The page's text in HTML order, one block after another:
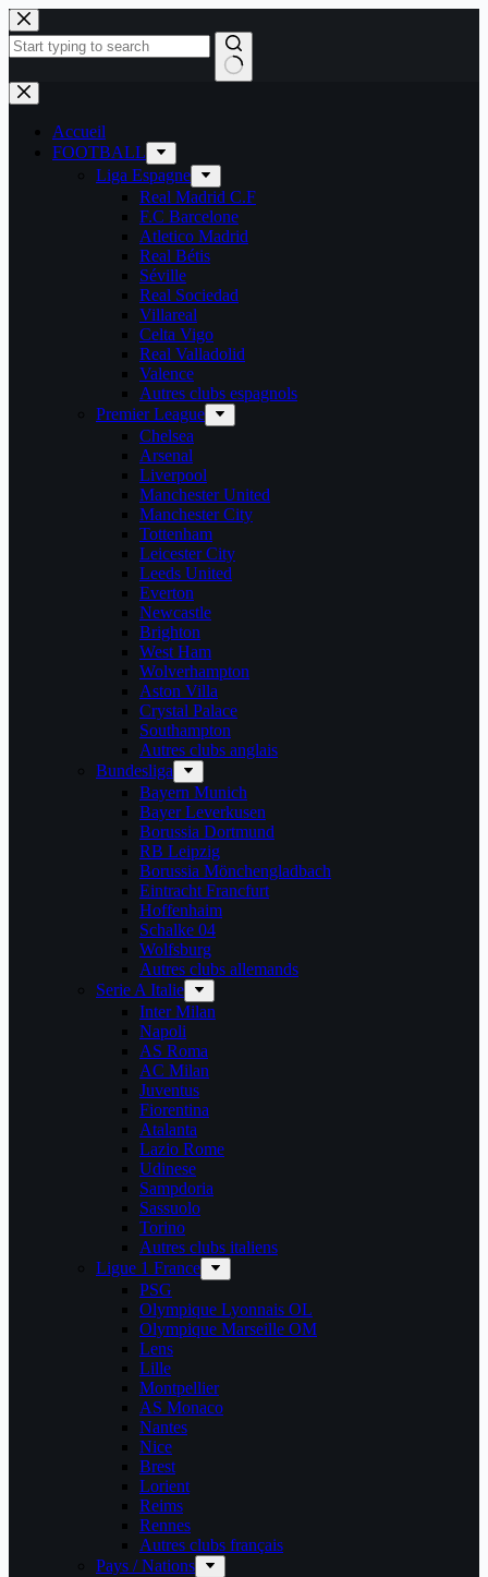
Passer
au
contenu
Aucun
résultat
Accueil
FOOTBALL
Liga Espagne
Real Madrid C.F
F.C Barcelone
Atletico Madrid
Real Bétis
Séville
Real Sociedad
Villareal
Celta Vigo
Real Valladolid
Valence
Autres clubs espagnols
Premier League
Chelsea
Arsenal
Liverpool
Manchester United
Manchester City
Tottenham
Leicester City
Leeds United
Everton
Newcastle
Brighton
West Ham
Wolverhampton
Aston Villa
Crystal Palace
Southampton
Autres clubs anglais
Bundesliga
Bayern Munich
Bayer Leverkusen
Borussia Dortmund
RB Leipzig
Borussia Mönchengladbach
Eintracht Francfurt
Hoffenhaim
Schalke 04
Wolfsburg
Autres clubs allemands
Serie A Italie
Inter Milan
Napoli
AS Roma
AC Milan
Juventus
Fiorentina
Atalanta
Lazio Rome
Udinese
Sampdoria
Sassuolo
Torino
Autres clubs italiens
Ligue 1 France
PSG
Olympique Lyonnais OL
Olympique Marseille OM
Lens
Lille
Montpellier
AS Monaco
Nantes
Nice
Brest
Lorient
Reims
Rennes
Autres clubs français
Pays / Nations